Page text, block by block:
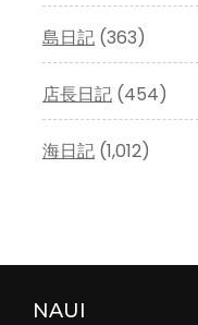
島日記 (363)
店長日記 (454)
海日記 (1,012)
NAUI